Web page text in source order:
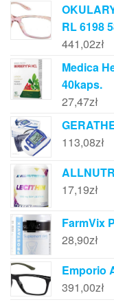
RL 6198
441,02zł
Medica
40kaps.
27,47zł
113,08zł
17,19zł
FarmVix
28,90zł
Emporio
391,00zł